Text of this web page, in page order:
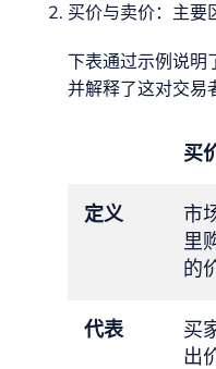
买价与卖价：主要
下表通过示例说明
并解释了这对交易
买
定义
市
里
的
代表
买
出